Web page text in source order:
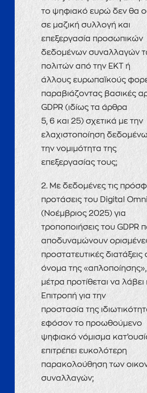
το ψηφιακό ευρώ δεν θα
σε μαζική συλλογή και
επεξεργασία προσωπικών
δεδομένων συναλλαγών
πολιτών από την ΕΚΤ ή
άλλους ευρωπαϊκούς
παραβιάζοντας βασικές
GDPR (ιδίως τα άρθρα
5, 6 και 25) σχετικά με την
ελαχιστοποίηση
την νομιμότητα της
επεξεργασίας τους;
2. Με δεδομένες τις
προτάσεις του Digital
(Νοέμβριος 2025) για
τροποποιήσεις του GDPR
αποδυναμώνουν
προστατευτικές διατάξεις
όνομα της «απλοποίησης»,
μέτρα προτίθεται να λάβει
Επιτροπή για την
προστασία της
εφόσον το προωθούμενο
ψηφιακό νόμισμα
επιτρέπει ευκολότερη
παρακολούθηση των
συναλλαγών;